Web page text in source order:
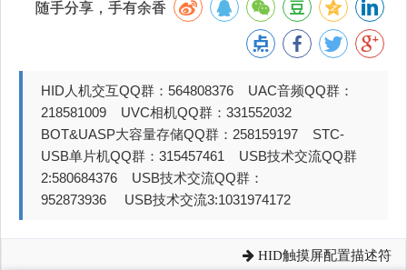
随手分享，手有余香
HID人机交互QQ群：564808376 UAC音频QQ群：
218581009 UVC相机QQ群：331552032
BOT&UASP大容量存储QQ群：258159197 STC-
USB单片机QQ群：315457461 USB技术交流QQ群
2:580684376 USB技术交流QQ群：
952873936 USB技术交流3:1031974172
HID触摸屏配置描述符